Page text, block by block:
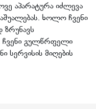
აპარატურა იძლევა
ხოლო ჩვენი
ზრუნავს
ჩვენი გულწრფელი
სერვისის მიღების